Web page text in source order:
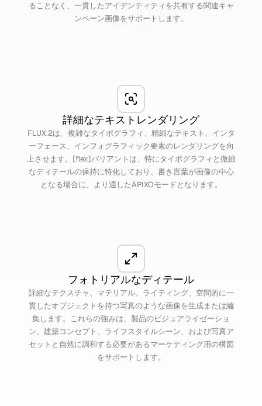
ることなく、一貫したアイデンティティを共有する関連キャ
ンペーン画像をサポートします。
詳細なテキストレンダリング
FLUX.2は、複雑なタイポグラフィ、精細なテキスト、インタ
ーフェース、インフォグラフィック要素のレンダリングを向
上させます。[flex]バリアントは、特にタイポグラフィと微細
なディテールの保持に特化しており、書き言葉が画像の中心
となる場合に、より適したAPIXOモードとなります。
フォトリアルなディテール
詳細なテクスチャ、マテリアル、ライティング、空間的に一
貫したオブジェクトを持つ写真のような画像を生成または編
集します。これらの強みは、製品のビジュアライゼーショ
ン、建築コンセプト、ライフスタイルシーン、および写真ア
セットと自然に調和する必要があるマーケティング用の構図
をサポートします。